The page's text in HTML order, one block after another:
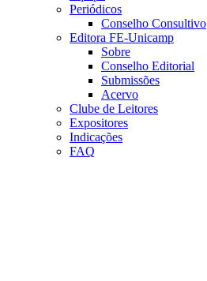
Periódicos
Conselho Consultivo
Editora FE-Unicamp
Sobre
Conselho Editorial
Submissões
Acervo
Clube de Leitores
Expositores
Indicações
FAQ